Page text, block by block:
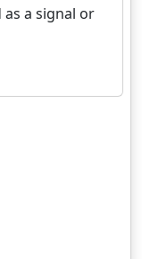
a signal or